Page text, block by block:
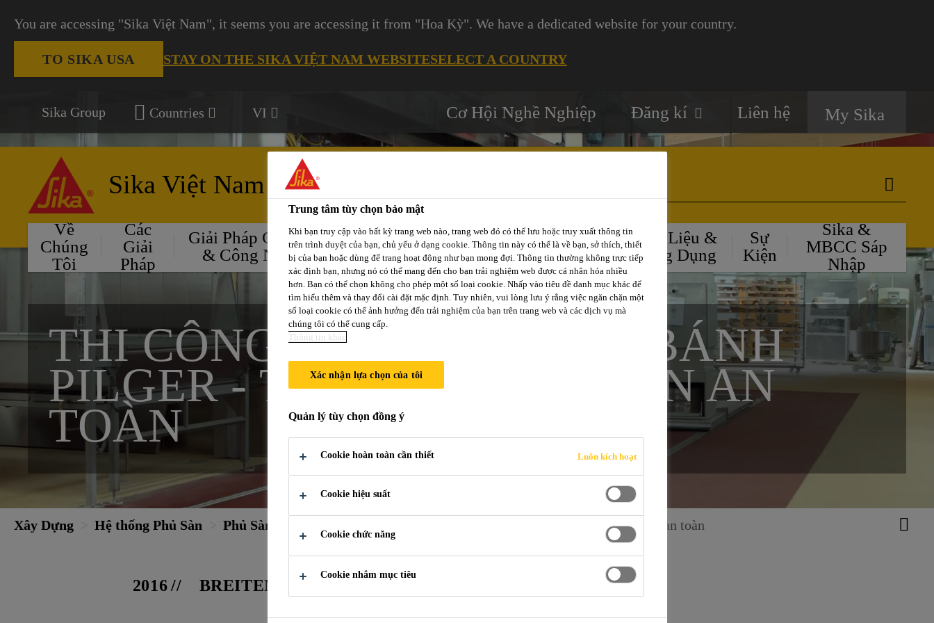
You are accessing "Sika Việt Nam", it seems you are accessing it from "Hoa Kỳ". We have a dedicated website for your country.
TO SIKA USA STAY ON THE SIKA VIỆT NAM WEBSITESELECT A COUNTRY
Sika Group Countries VI Cơ Hội Nghề Nghiệp Đăng kí Liên hệ My Sika
Sika Việt Nam
Về
Chúng
Tôi
Các
Giải
Pháp
Giải Pháp Cho Ô-tô
& Công Nghiệp
Các
Dự
Án
Phát Triển
Bền Vững
Kênh Phân
Phối / Bán Lẻ
Tài Liệu &
Ứng Dụng
Sự
Kiện
Sika &
MBCC Sáp
Nhập
THI CÔNG SÀN CHO TIỆM BÁNH
PILGER - THEO TIÊU CHUẨN AN
TOÀN
Xây Dựng Hệ thống Phủ Sàn Phủ Sàn Công Nghiệp thi công sàn cho tiệm bánh pilger - theo tiêu chuẩn an toàn
2016 BREITENBERG, ĐỨC
Trung tâm tùy chọn bảo mật
Khi bạn truy cập vào bất kỳ trang web nào, trang web đó có thể lưu hoặc truy xuất thông tin
trên trình duyệt của bạn, chủ yếu ở dạng cookie. Thông tin này có thể là về bạn, sở thích, thiết
bị của bạn hoặc dùng để trang hoạt động như bạn mong đợi. Thông tin thường không trực tiếp
xác định bạn, nhưng nó có thể mang đến cho bạn trải nghiệm web được cá nhân hóa nhiều
hơn. Bạn có thể chọn không cho phép một số loại cookie. Nhấp vào tiêu đề danh mục khác để
tìm hiểu thêm và thay đổi cài đặt mặc định. Tuy nhiên, vui lòng lưu ý rằng việc ngăn chặn một
số loại cookie có thể ảnh hưởng đến trải nghiệm của bạn trên trang web và các dịch vụ mà
chúng tôi có thể cung cấp.
Thông tin khác
Xác nhận lựa chọn của tôi
Quản lý tùy chọn đồng ý
Cookie hoàn toàn cần thiết Luôn kích hoạt
Cookie hiệu suất
Cookie chức năng
Cookie nhắm mục tiêu